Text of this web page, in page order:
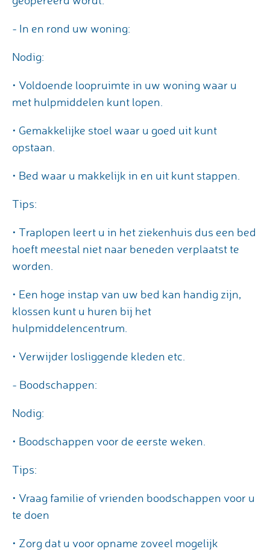
- In en rond uw woning:
Nodig:
• Voldoende loopruimte in uw woning waar u
met hulpmiddelen kunt lopen.
• Gemakkelijke stoel waar u goed uit kunt
opstaan.
• Bed waar u makkelijk in en uit kunt stappen.
Tips:
• Traplopen leert u in het ziekenhuis dus een bed
hoeft meestal niet naar beneden verplaatst te
worden.
• Een hoge instap van uw bed kan handig zijn,
klossen kunt u huren bij het
hulpmiddelencentrum.
• Verwijder losliggende kleden etc.
- Boodschappen:
Nodig:
• Boodschappen voor de eerste weken.
Tips:
• Vraag familie of vrienden boodschappen voor u
te doen
• Zorg dat u voor opname zoveel mogelijk